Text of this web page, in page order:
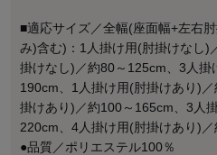
■適応サイズ／全幅(座面幅+左右
み)含む)：1人掛け用(肘掛けなし)
掛けなし)／約80～125cm、3人掛
190cm、1人掛け用(肘掛けあり)
掛けあり)／約100～165cm、3人
220cm、4人掛け用(肘掛けあり)
●品質／ポリエステル100％